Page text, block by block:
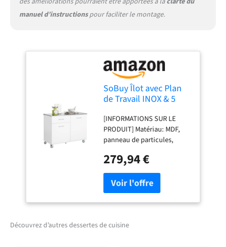
étiquetées et une
vous permet de mettre en
place votre desserte de
cuisine en un rien de temps
manuel d’instructionspour faciliter le montage.
SoBuy Îlot avec Plan
de Travail INOX & 5
[INFORMATIONS SUR LE
PRODUIT] Matériau: MDF,
panneau de particules,
Jusqu'à 143 kg. Dimensions
du produit: L120 x P56 x H90
cm (voir image) [ÎLOT DE
CUISINE STYLÉ ET
FONCTIONNEL SUR ROUES]
sa construction robuste,
279,94 €
Découvrez d’autres dessertes de cuisine